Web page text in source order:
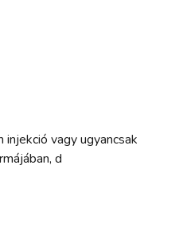
vagy ugyancsak
d